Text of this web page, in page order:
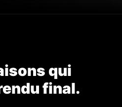
qui
final.